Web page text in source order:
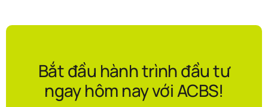
Bắt đầu hành trình đầu tư
ngay hôm nay với ACBS!